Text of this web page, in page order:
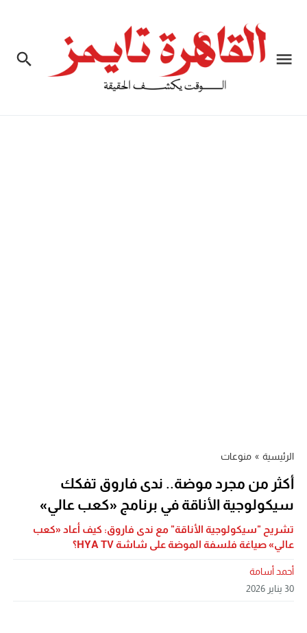
الرئيسية » منوعات
أكثر من مجرد موضة.. ندى فاروق تفكك
سيكولوجية الأناقة في برنامج «كعب عالي»
تشريح "سيكولوجية الأناقة" مع ندى فاروق: كيف أعاد «كعب
عالي» صياغة فلسفة الموضة على شاشة HYA TV؟
أحمد أسامة
30 يناير 2026